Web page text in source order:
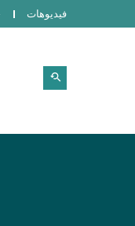
فيديوهات